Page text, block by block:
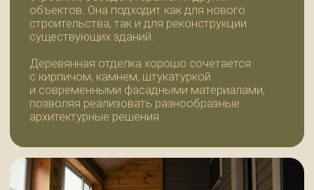
КУПИТЬ ФАСАДНУЮ ДОСКУ
В САНКТ-ПЕТЕРБУРГЕ
Компания «99Досок» осуществляет
производство и продажу фасадной доски
с доставкой по Санкт-Петербургу
и Ленинградской области. Мы работаем
с частными клиентами, строительными
организациями и оптовыми покупателями,
профессиональную консультацию